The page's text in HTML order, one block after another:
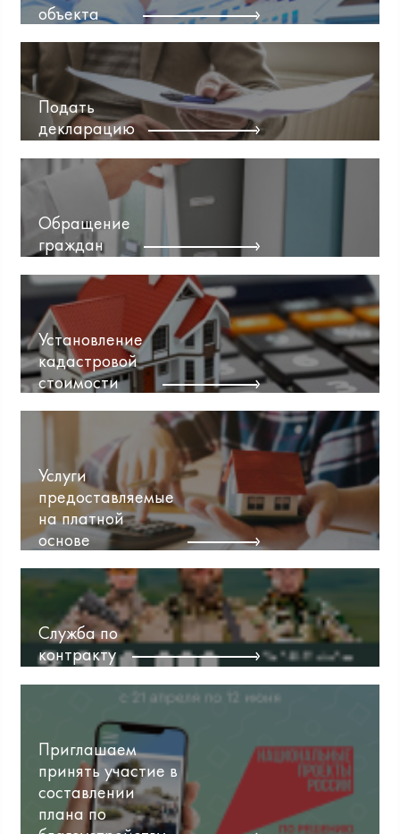
объекта
Подать
декларацию
Обращение
граждан
Установление
кадастровой
стоимости
Услуги
предоставляемые
на платной
основе
Служба по
контракту
Приглашаем
принять участие в
составлении
плана по